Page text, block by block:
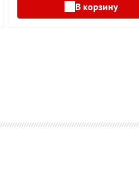
В корзину